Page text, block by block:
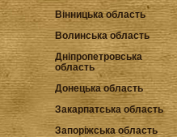
Вінницька область
Волинська область
Дніпропетровська
область
Донецька область
Закарпатська область
Запоріжська область